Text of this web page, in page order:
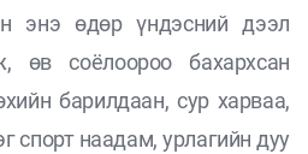
энэ өдөр үндэсний дээл
өв соёлоороо бахархсан
барилдаан, сур харваа,
спорт наадам, урлагийн дуу